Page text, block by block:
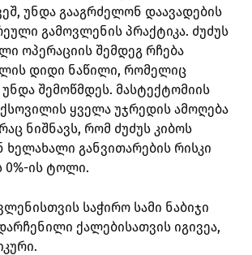
უნდა გააგრძელონ დაავადების
გამოვლენის პრაქტიკა. ძუძუს
ოპერაციის შემდეგ რჩება
დიდი ნაწილი, რომელიც
შემოწმდეს. მასტექტომიის
ყველა უჯრედის ამოღება
ნიშნავს, რომ ძუძუს კიბოს
ხელახალი განვითარების რისკი
0%-ის ტოლი.
საჭირო სამი ნაბიჯი
ქალებისათვის იგივეა,